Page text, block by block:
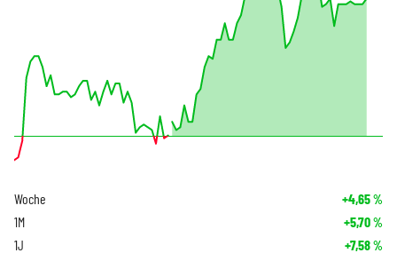
Woche +4,65%
1M +5,70%
1J +7,58%